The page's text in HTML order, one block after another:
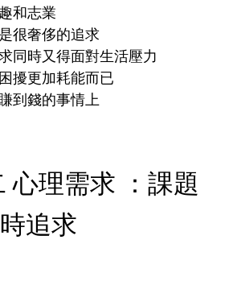
和志業
很奢侈的追求
同時又得面對生活壓力
擾更加耗能而已
到錢的事情上
理需求 ：課題
追求